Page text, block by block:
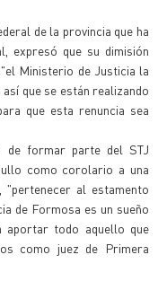
de la provincia que ha
expresó que su dimisión
Ministerio de Justicia la
que se están realizando
que esta renuncia sea
de formar parte del STJ
como corolario a una
al estamento
de Formosa es un sueño
aportar todo aquello que
como juez de Primera